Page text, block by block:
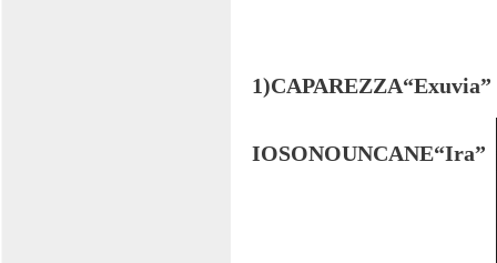
1)CAPAREZZA“Exuvia”
IOSONOUNCANE“Ira”